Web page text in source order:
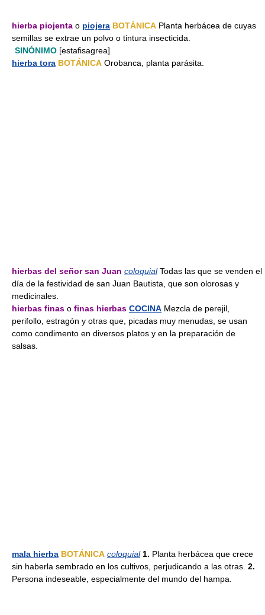
hierba piojenta o piojera BOTÁNICA Planta herbácea de cuyas
semillas se extrae un polvo o tintura insecticida.
SINÓNIMO [estafisagrea]
hierba tora BOTÁNICA Orobanca, planta parásita.
hierbas del señor san Juan coloquialTodas las que se venden el
día de la festividad de san Juan Bautista, que son olorosas y
medicinales.
hierbas finas o finas hierbas COCINA Mezcla de perejil,
perifollo, estragón y otras que, picadas muy menudas, se usan
como condimento en diversos platos y en la preparación de
salsas.
mala hierba BOTÁNICA coloquial 1. Planta herbácea que crece
sin haberla sembrado en los cultivos, perjudicando a las otras. 2.
Persona indeseable, especialmente del mundo del hampa.